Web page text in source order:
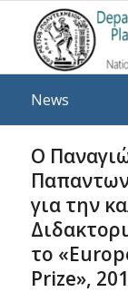
News
Ο
για την
το
Prize»,